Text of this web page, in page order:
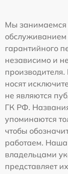
Мы занимаемся
обслуживанием
гарантийного
независимо и
носят
не являются
ГК РФ.
упоминаются
чтобы
работаем.
владельцами
представляет